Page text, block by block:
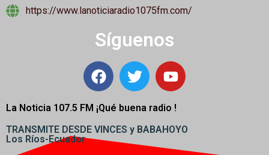
https://www.lanoticiaradio1075fm.com/
Síguenos
La Noticia 107.5 FM ¡Qué buena radio !
TRANSMITE DESDE VINCES y BABAHOYO
Los Ríos-Ecuador